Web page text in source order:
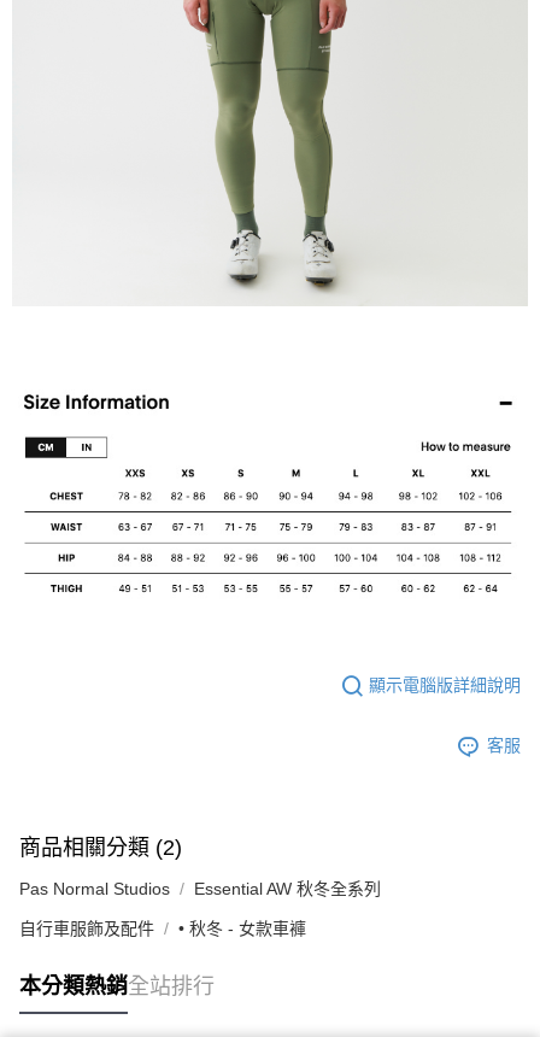
顯示電腦版詳細說明
客服
商品相關分類 (2)
Pas Normal Studios Essential AW 秋冬全系列
自行車服飾及配件 • 秋冬 - 女款車褲
本分類熱銷全站排行